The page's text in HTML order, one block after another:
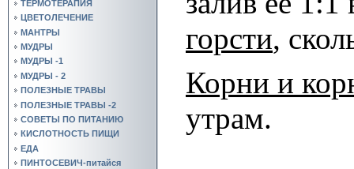
ТЕРМОТЕРАПИЯ
ЦВЕТОЛЕЧЕНИЕ
МАНТРЫ
МУДРЫ
МУДРЫ -1
МУДРЫ - 2
ПОЛЕЗНЫЕ ТРАВЫ
ПОЛЕЗНЫЕ ТРАВЫ -2
СОВЕТЫ ПО ПИТАНИЮ
КИСЛОТНОСТЬ ПИЩИ
ЕДА
ПИНТОСЕВИЧ-питайся
горсти,
Корни и
утрам.